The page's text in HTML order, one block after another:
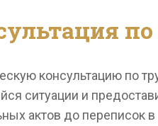
консультацию по
ситуации и
актов до